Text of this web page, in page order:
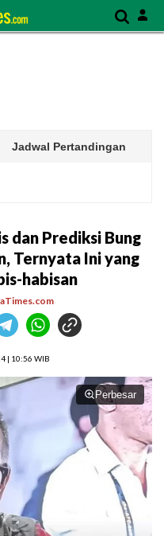
Jadwal Pertandingan
dan Prediksi Bung
Ternyata Ini yang
habisan
| 10:56 WIB
Perbesar